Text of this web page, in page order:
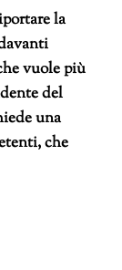
la
vuole più
del
una
che